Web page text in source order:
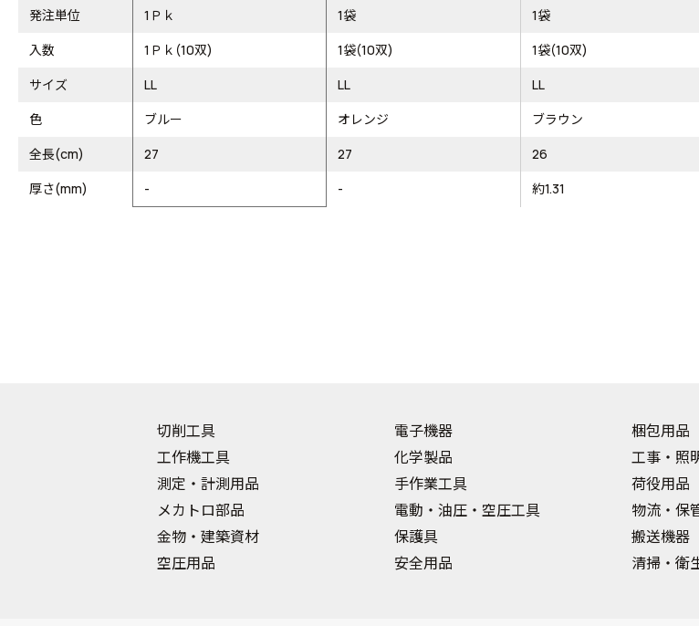
発注単位
1Ｐｋ 1袋 1袋
入数
1Ｐｋ(10双) 1袋(10双) 1袋(10双)
サイズ
LL LL LL
色
ブルー オレンジ ブラウン
全長(cm)
27 27 26
厚さ(mm)
- - 約1.31
切削工具
工作機工具
測定・計測用品
メカトロ部品
金物・建築資材
空圧用品
電子機器
化学製品
手作業工具
電動・油圧・空圧工具
保護具
安全用品
梱包用品
工事・照
荷役用品
物流・保
搬送機器
清掃・衛